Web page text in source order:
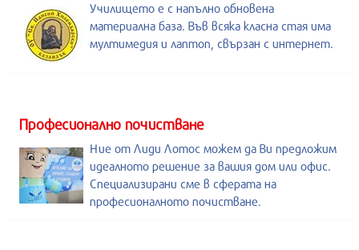
Училището е с напълно обновена
материална база. Във всяка класна стая има
мултимедия и лаптоп, свързан с интернет.
Професионално почистване
Ние от Лиди Лотос можем да Ви предложим
идеалното решение за вашия дом или офис.
Специализирани сме в сферата на
професионалното почистване.